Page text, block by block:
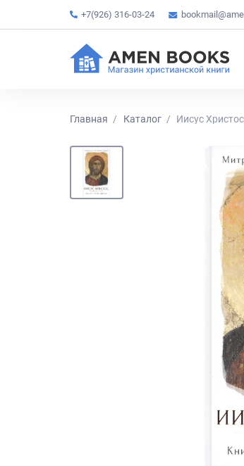
+7(926) 316-03-24
Главная Каталог Иисус